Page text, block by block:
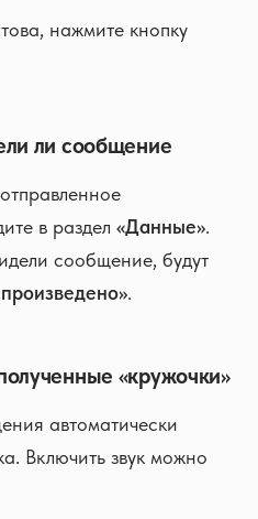
нажмите кнопку
ли сообщение
в раздел «Данные».
сообщение, будут
.
«кружочки»
автоматически
Включить звук можно